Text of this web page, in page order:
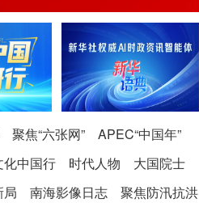
聚焦“六张网”
APEC“中国年”
化中国行 时代人物
大国院士
局
南海影像日志 聚焦防汛抗洪